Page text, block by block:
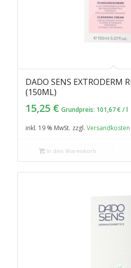
DADO SENS EXTRODERM
(150ML)
15,25 € Grundpreis: 101,67€ /l
inkl. 19 % MwSt. zzgl. Versandkosten
In den Warenkorb